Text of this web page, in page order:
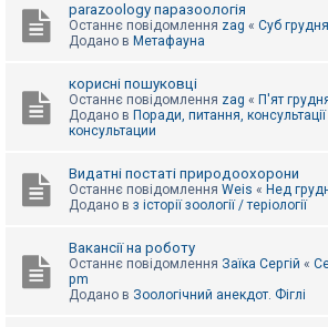
parazoology паразоологія
Останнє повідомлення zag « Суб
Додано в Метафауна
корисні пошуковці
Останнє повідомлення zag « П'ят
Додано в Поради, питання,
консультации
Видатні постаті природоохорони
Останнє повідомлення Weis « Нед
Додано в з історії зоології / теріології
Вакансії на роботу
Останнє повідомлення Заїка Сергій «
pm
Додано в Зоологічний анекдот. Фіглі